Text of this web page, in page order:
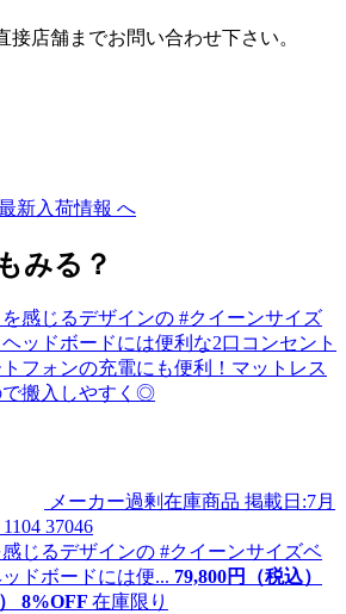
接店舗までお問い合わせ下さい。
新入荷情報 へ
みる？
メーカー過剰在庫商品 掲載日:7月
37046
じるデザインの #クイーンサイズベ
ドボードには便... 79,800円（税込）
8%OFF 在庫限り